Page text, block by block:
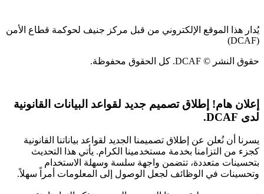
يُدار هذا الموقع الإلكتروني من قبل مركز جنيف لحوكمة قطاع الأمن
(DCAF)
حقوق النشر © DCAF. كل الحقوق محفوظة.
إعلان هام! إطلاق تصميم جديد لقواعد البيانات القانونية
لدى DCAF.
يسرنا أن نُعلن عن إطلاق تصميمنا الجديد لقواعد بياناتنا القانونية
كجزء من التزامنا بخدمة مستخدمينا الكرام. يأتي هذا التحديث
بتحسينات متعددة، تتضمن واجهة سلسة وسهلة الاستخدام
وتحسينات في الوظائف لجعل الوصول إلى المعلومات أمراً سهلاً.